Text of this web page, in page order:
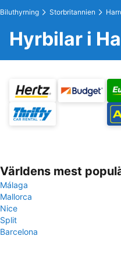
Biluthyrning Storbritannien
Hyrbilar i
Världens mest
Málaga
Mallorca
Nice
Split
Barcelona